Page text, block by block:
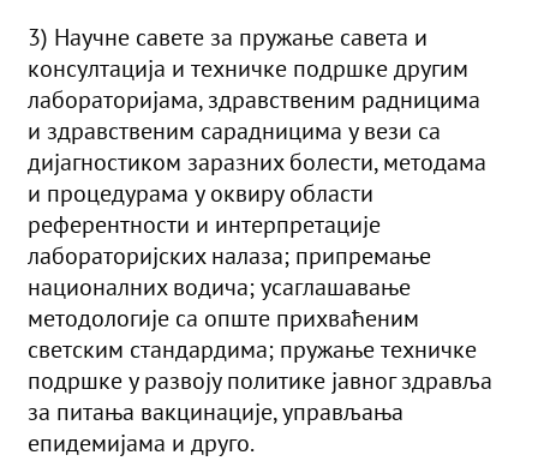
3) Научне савете за пружање савета и
консултација и техничке подршке другим
лабораторијама, здравственим радницима
и здравственим сарадницима у вези са
дијагностиком заразних болести, методама
и процедурама у оквиру области
референтности и интерпретације
лабораторијских налаза; припремање
националних водича; усаглашавање
методологије са опште прихваћеним
светским стандардима; пружање техничке
подршке у развоју политике јавног здравља
за питања вакцинације, управљања
епидемијама и друго.